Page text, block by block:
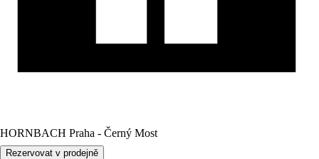
HORNBACH Praha - Černý Most
Rezervovat v prodejně